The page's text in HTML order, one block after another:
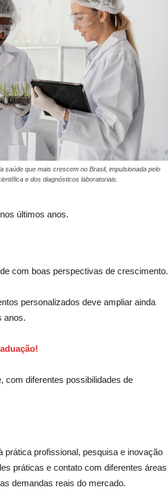
saúde que mais crescem no Brasil, impulsionada pelo
e dos diagnósticos laboratoriais.
últimos anos.
com boas perspectivas de crescimento.
personalizados deve ampliar ainda
anos.
com diferentes possibilidades de
profissional, pesquisa e inovação
práticas e contato com diferentes áreas
demandas reais do mercado.